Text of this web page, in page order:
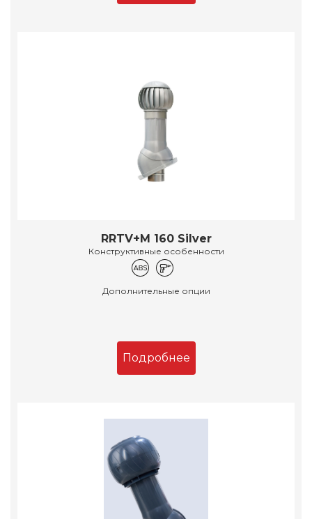
RRTV+M 160 Silver
Конструктивные особенности
Дополнительные опции
Подробнее